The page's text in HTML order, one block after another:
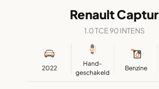
Renault Captur
1.0 TCE 90 INTENS
2022
Hand-
geschakeld
Benzine